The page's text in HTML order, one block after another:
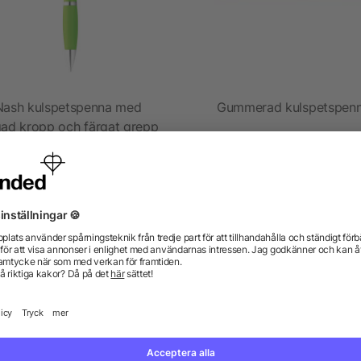
kulspetspenna med
kropp och färgat grepp
från 1,05 kr
Gummerad
Vi har svaren.